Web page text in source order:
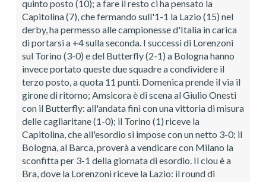
quinto posto (10); a fare il resto ci ha pensato la
Capitolina (7), che fermando sull'1-1 la Lazio (15) nel
derby, ha permesso alle campionesse d'Italia in carica
di portarsi a +4 sulla seconda. I successi di Lorenzoni
sul Torino (3-0) e del Butterfly (2-1) a Bologna hanno
invece portato queste due squadre a condividere il
terzo posto, a quota 11 punti. Domenica prende il via il
girone di ritorno; Amsicora è di scena al Giulio Onesti
con il Butterfly: all'andata finì con una vittoria di misura
delle cagliaritane (1-0); il Torino (1) riceve la
Capitolina, che all'esordio si impose con un netto 3-0; il
Bologna, al Barca, proverà a vendicare con Milano la
sconfitta per 3-1 della giornata di esordio. Il clou è a
Bra, dove la Lorenzoni riceve la Lazio: il round di